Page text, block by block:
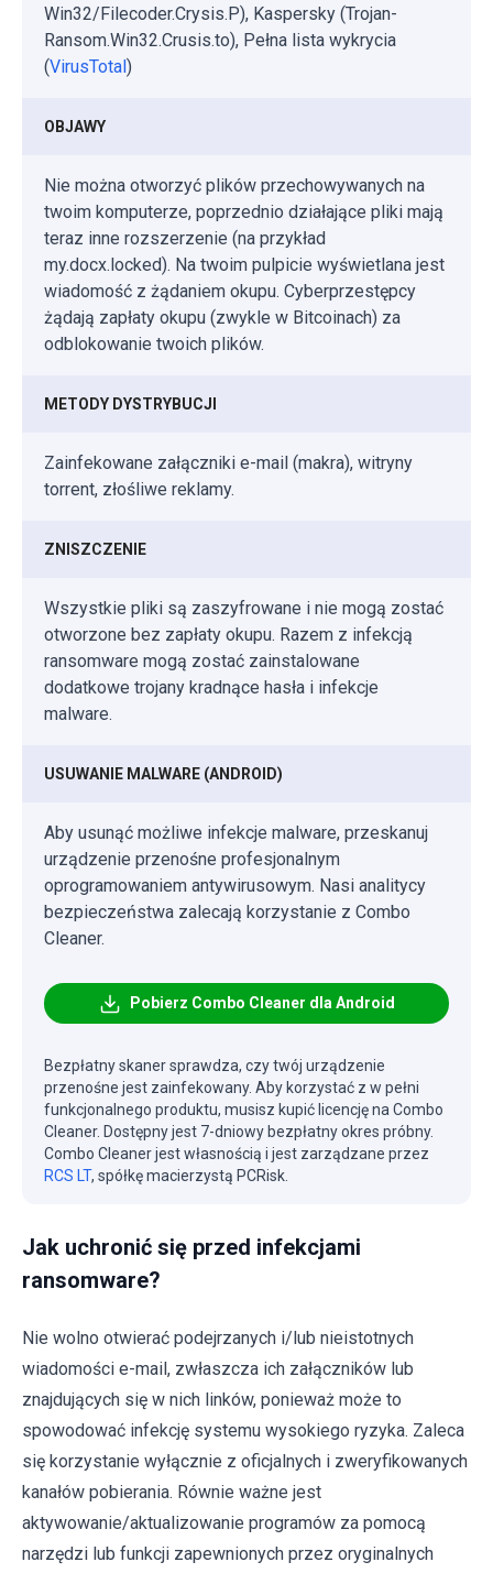
Win32/Filecoder.Crysis.P), Kaspersky (Trojan-
Ransom.Win32.Crusis.to), Pełna lista wykrycia
(VirusTotal )
OBJAWY
Nie można otworzyć plików przechowywanych na
twoim komputerze, poprzednio działające pliki mają
teraz inne rozszerzenie (na przykład
my.docx.locked). Na twoim pulpicie wyświetlana jest
wiadomość z żądaniem okupu. Cyberprzestępcy
żądają zapłaty okupu (zwykle w Bitcoinach) za
odblokowanie twoich plików.
METODY DYSTRYBUCJI
Zainfekowane załączniki e-mail (makra), witryny
torrent, złośliwe reklamy.
ZNISZCZENIE
Wszystkie pliki są zaszyfrowane i nie mogą zostać
otworzone bez zapłaty okupu. Razem z infekcją
ransomware mogą zostać zainstalowane
dodatkowe trojany kradnące hasła i infekcje
malware.
USUWANIE MALWARE (ANDROID)
Aby usunąć możliwe infekcje malware, przeskanuj
urządzenie przenośne profesjonalnym
oprogramowaniem antywirusowym. Nasi analitycy
bezpieczeństwa zalecają korzystanie z Combo
Cleaner.
Pobierz Combo Cleaner dla Android
Bezpłatny skaner sprawdza, czy twój urządzenie
przenośne jest zainfekowany. Aby korzystać z w pełni
funkcjonalnego produktu, musisz kupić licencję na Combo
Cleaner. Dostępny jest 7-dniowy bezpłatny okres próbny.
Combo Cleaner jest własnością i jest zarządzane przez
RCS LT, spółkę macierzystą PCRisk.
Jak uchronić się przed infekcjami
ransomware?
Nie wolno otwierać podejrzanych i/lub nieistotnych
wiadomości e-mail, zwłaszcza ich załączników lub
znajdujących się w nich linków, ponieważ może to
spowodować infekcję systemu wysokiego ryzyka. Zaleca
się korzystanie wyłącznie z oficjalnych i zweryfikowanych
kanałów pobierania. Równie ważne jest
aktywowanie/aktualizowanie programów za pomocą
narzędzi lub funkcji zapewnionych przez oryginalnych